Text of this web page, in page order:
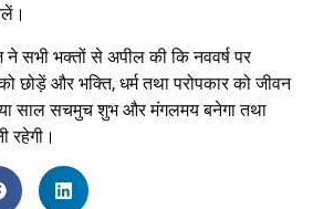
ने सभी भक्तों से अपील की कि नववर्ष पर
छोड़ें और भक्ति, धर्म तथा परोपकार को जीवन
साल सचमुच शुभ और मंगलमय बनेगा तथा
रहेगी।